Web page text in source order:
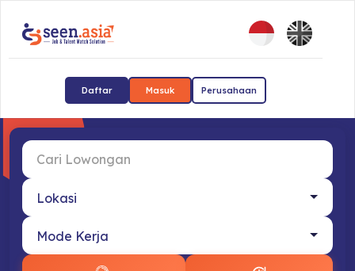
Daftar Masuk Perusahaan